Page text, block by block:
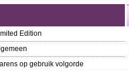
Edition
op gebruik volgorde